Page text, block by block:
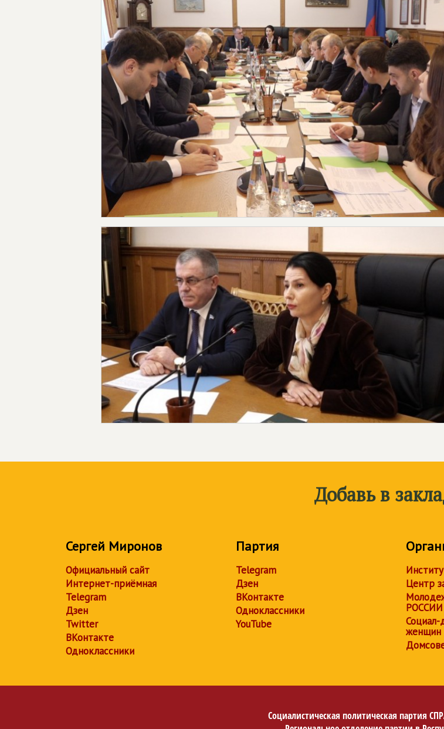
Добавь в
Сергей Миронов
Официальный сайт
Интернет-приёмная
Telegram
Дзен
Twitter
ВКонтакте
Одноклассники
Партия
Telegram
Дзен
ВКонтакте
Одноклассники
YouTube
Центр
РОССИИ
Социал-
женщин
Социалистическая политическая партия